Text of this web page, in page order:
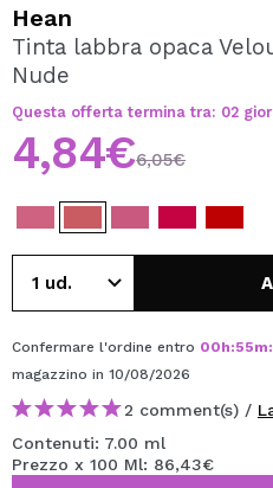
Creando un account su
acquisti velocemente,
Hean
Tinta labbra opaca
Nude
Questa offerta termina tra: 02
4,84€6,05€
Confermare l'ordine entro 00h:55m:
magazzino in 10/08/2026
2 comment(s) /
Contenuti: 7.00 ml
Prezzo x 100 Ml: 86,43€